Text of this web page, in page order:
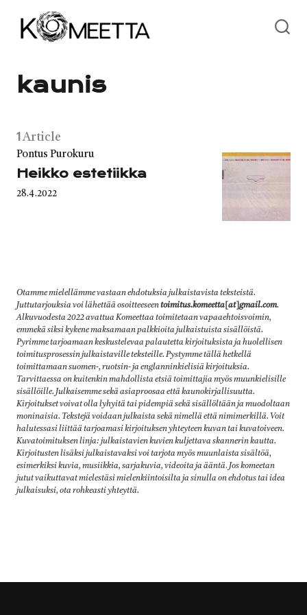
kaunis
1Article
Category
Pontus Purokuru
Heikko estetiikka
Published
28.4.2022
Otamme mielellämme vastaan ehdotuksia julkaistavista teksteistä.
Juttutarjouksia voi lähettää osoitteeseentoimitus.komeetta[at]gmail.com.
Alkuvuodesta 2022 avattua Komeettaa toimitetaan vapaaehtoisvoimin,
emmekä siksi kykene maksamaan palkkioita julkaistuista sisällöistä.
Pyrimme tarjoamaan keskustelevaa palautetta kirjoituksista ja huolellisen
toimitusprosessin julkaistaville teksteille. Pystymme tällä hetkellä
toimittamaan suomen-, ruotsin- ja englanninkielisiä kirjoituksia.
Tarvittaessa on kuitenkin mahdollista etsiä toimittajia myös muunkielisille
sisällöille. Julkaisemme sekä asiaproosaa että kaunokirjallisuutta.
Kirjoitukset voivat olla lyhyitä tai pidempiä sekä sisällöltään ja muodoltaan
moninaisia. Tekstejä voidaan julkaista sekä nimellä että nimimerkillä. Voit
halutessasi liittää tarjoamasi kirjoituksen yhteyteen kuvan tai kuvatoiveen.
Kuvatoimituksen linja: julkaistavien kuvien kuljettava skannerin kautta.
Kirjoitusten lisäksi julkaistavaksi voi tarjota myös muunlaista sisältöä,
esimerkiksi kuvia, musiikkia, sarjakuvia, videoita ja ääntä. Jos komeetan
jutut vaikuttavat mielestäsi mielenkiintoisilta ja sinulla on ehdotus tai idea
julkaisuksi, ota rohkeasti yhteyttä.